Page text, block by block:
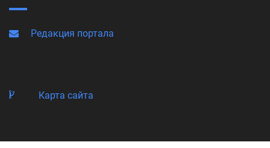
Редакция портала
Карта сайта